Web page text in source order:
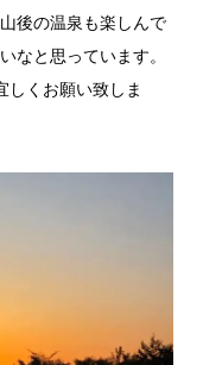
後の温泉も楽しんで
なと思っています。
しくお願い致しま